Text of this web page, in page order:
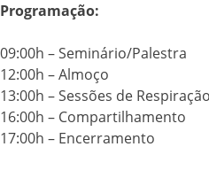
Programação:
09:00h – Seminário/Palestra
12:00h – Almoço
13:00h – Sessões de
16:00h – Compartilhamento
17:00h – Encerramento